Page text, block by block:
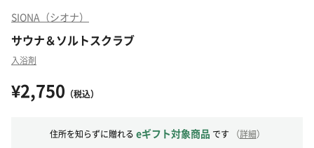
SIONA（シオナ）
サウナ＆ソルトスクラブ
入浴剤
¥2,750 （税込）
住所を知らずに贈れる eギフト対象商品 です （詳細）